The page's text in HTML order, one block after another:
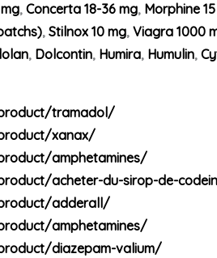
, Concerta 18-36 mg, Morphine
, Stilnox 10 mg, Viagra 1000
, Dolcontin, Humira, Humulin,
tramadol/
xanax/
amphetamines/
acheter-du-sirop-de-
adderall/
amphetamines/
diazepam-valium/